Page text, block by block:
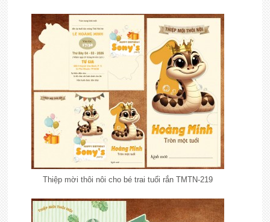
Thiệp mời thôi nôi cho bé trai tuổi rắn TMTN-219